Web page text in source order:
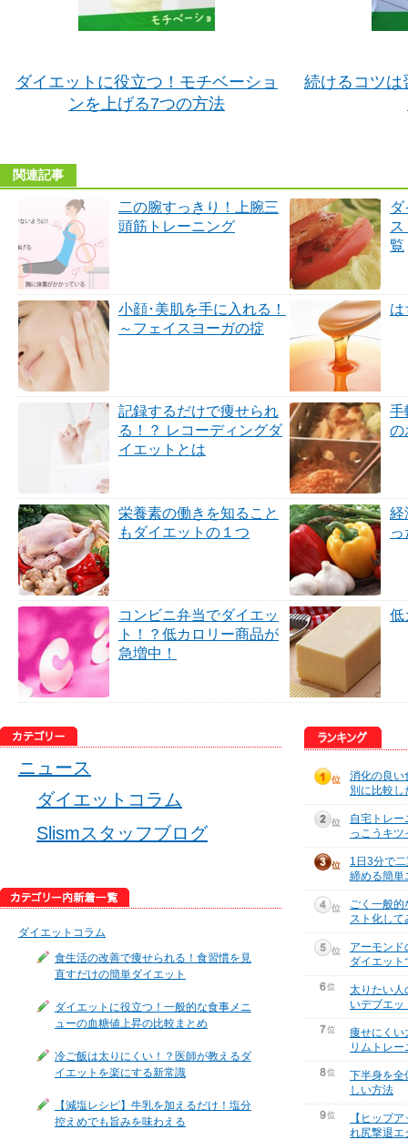
ダイエットに役立つ！モチベーショ
ンを上げる7つの方法
続けるコツは
関連記事
二の腕すっきり！上腕三
頭筋トレーニング
覧
小顔･美肌を手に入れる！
～フェイスヨーガの掟
は
記録するだけで痩せられ
る！？ レコーディングダ
イエットとは
手
の
栄養素の働きを知ること
もダイエットの１つ
経
コンビニ弁当でダイエッ
ト！？低カロリー商品が
急増中！
低
ニュース
ダイエットコラム
Slismスタッフブログ
ダイエットコラム
食生活の改善で痩せられる！食習慣を見
直すだけの簡単ダイエット
ダイエットに役立つ！一般的な食事メニ
ューの血糖値上昇の比較まとめ
冷ご飯は太りにくい！？医師が教えるダ
イエットを楽にする新常識
【減塩レシピ】牛乳を加えるだけ！塩分
控えめでも旨みを味わえる
消化の良い
別に比較し
自宅トレ
っこうキツ
1日3分で
締める簡単
ごく一般
スト化して
アーモン
ダイエット
太りたい人
いデブエッ
痩せにくい
リムトレー
下半身を全
しい方法
【ヒップ
れ尻撃退エ